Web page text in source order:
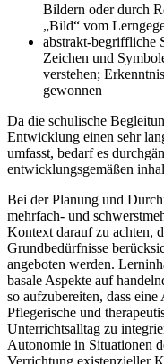
Bildern oder durch
„Bild“ vom
abstrakt-begriffliche
Zeichen und
verstehen;
gewonnen
Da die schulische
Entwicklung einen sehr
umfasst, bedarf es
entwicklungsgemäßen
Bei der Planung und
mehrfach- und
Kontext darauf zu achten,
Grundbedürfnisse
angeboten werden.
basale Aspekte auf
so aufzubereiten, dass
Pflegerische und
Unterrichtsalltag zu
Autonomie in Situationen